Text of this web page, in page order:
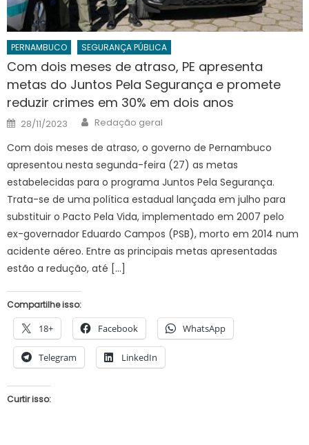
PERNAMBUCO SEGURANÇA PÚBLICA
Com dois meses de atraso, PE apresenta
metas do Juntos Pela Segurança e promete
reduzir crimes em 30% em dois anos
Posted
on
28/11/2023 Author
Redação geral
Com dois meses de atraso, o governo de Pernambuco
apresentou nesta segunda-feira (27) as metas
estabelecidas para o programa Juntos Pela Segurança.
Trata-se de uma política estadual lançada em julho para
substituir o Pacto Pela Vida, implementado em 2007 pelo
ex-governador Eduardo Campos (PSB), morto em 2014 num
acidente aéreo. Entre as principais metas apresentadas
estão a redução, até […]
Compartilhe isso:
18+ Facebook WhatsApp
Telegram LinkedIn
Curtir isso: